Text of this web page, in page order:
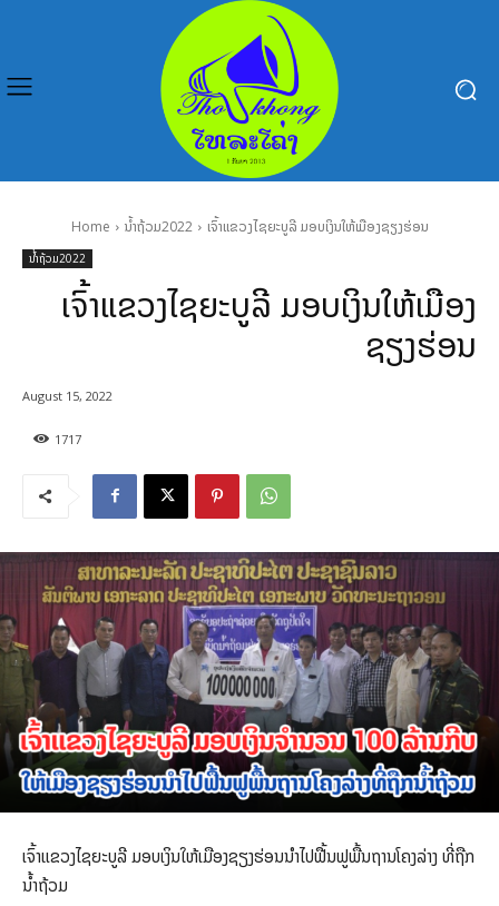
Home ນໍ້າຖ້ວມ2022 ເຈົ້າແຂວງໄຊຍະບູລີ ມອບເງິນໃຫ້ເມືອງຊຽງຮ່ອນ
ນໍ້າຖ້ວມ2022
ເຈົ້າແຂວງໄຊຍະບູລີ ມອບເງິນໃຫ້ເມືອງ
ຊຽງຮ່ອນ
1717
August 15, 2022
ເຈົ້າແຂວງໄຊຍະບູລີ ມອບເງິນໃຫ້ເມືອງຊຽງຮ່ອນນໍາໄປຟື້ນຟູພື້ນຖານໂຄງລ່າງ ທີ່ຖືກ
ນໍ້າຖ້ວມ